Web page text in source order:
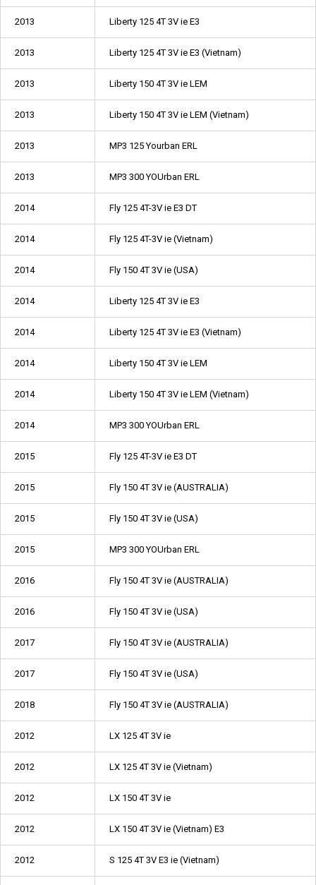
2013 Liberty 125 4T 3V ie E3
2013 Liberty 125 4T 3V ie E3 (Vietnam)
2013 Liberty 150 4T 3V ie LEM
2013 Liberty 150 4T 3V ie LEM (Vietnam)
2013 MP3 125 Yourban ERL
2013 MP3 300 YOUrban ERL
2014 Fly 125 4T-3V ie E3 DT
2014 Fly 125 4T-3V ie (Vietnam)
2014 Fly 150 4T 3V ie (USA)
2014 Liberty 125 4T 3V ie E3
2014 Liberty 125 4T 3V ie E3 (Vietnam)
2014 Liberty 150 4T 3V ie LEM
2014 Liberty 150 4T 3V ie LEM (Vietnam)
2014 MP3 300 YOUrban ERL
2015 Fly 125 4T-3V ie E3 DT
2015 Fly 150 4T 3V ie (AUSTRALIA)
2015 Fly 150 4T 3V ie (USA)
2015 MP3 300 YOUrban ERL
2016 Fly 150 4T 3V ie (AUSTRALIA)
2016 Fly 150 4T 3V ie (USA)
2017 Fly 150 4T 3V ie (AUSTRALIA)
2017 Fly 150 4T 3V ie (USA)
2018 Fly 150 4T 3V ie (AUSTRALIA)
2012 LX 125 4T 3V ie
2012 LX 125 4T 3V ie (Vietnam)
2012 LX 150 4T 3V ie
2012 LX 150 4T 3V ie (Vietnam) E3
2012 S 125 4T 3V E3 ie (Vietnam)